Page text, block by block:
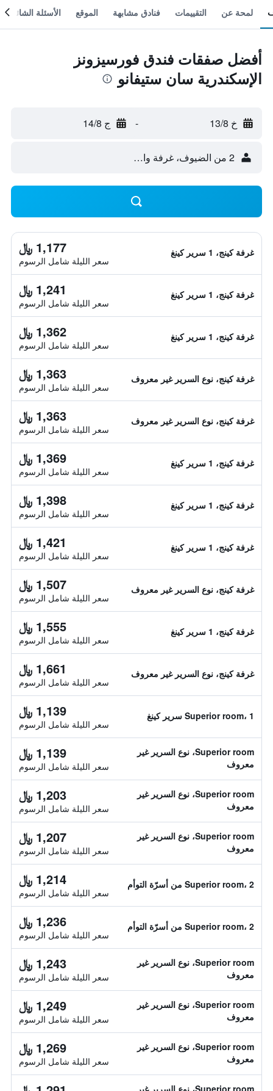
لمحة عن التقييمات فنادق مشابهة الموقع الأسئلة الشائعة
أفضل صفقات فندق فورسيزونز
الإسكندرية سان ستيفانو
خ 13/8 - ج 14/8
2 من الضيوف، غرفة واحدة
غرفة كينج، 1 سرير كينغ 1,177 ﷼
سعر الليلة شامل الرسوم
غرفة كينج، 1 سرير كينغ 1,241 ﷼
سعر الليلة شامل الرسوم
غرفة كينج، 1 سرير كينغ 1,362 ﷼
سعر الليلة شامل الرسوم
غرفة كينج، نوع السرير غير معروف 1,363 ﷼
سعر الليلة شامل الرسوم
غرفة كينج، نوع السرير غير معروف 1,363 ﷼
سعر الليلة شامل الرسوم
غرفة كينج، 1 سرير كينغ 1,369 ﷼
سعر الليلة شامل الرسوم
غرفة كينج، 1 سرير كينغ 1,398 ﷼
سعر الليلة شامل الرسوم
غرفة كينج، 1 سرير كينغ 1,421 ﷼
سعر الليلة شامل الرسوم
غرفة كينج، نوع السرير غير معروف 1,507 ﷼
سعر الليلة شامل الرسوم
غرفة كينج، 1 سرير كينغ 1,555 ﷼
سعر الليلة شامل الرسوم
غرفة كينج، نوع السرير غير معروف 1,661 ﷼
سعر الليلة شامل الرسوم
Superior room، 1 سرير كينغ 1,139 ﷼
سعر الليلة شامل الرسوم
Superior room، نوع السرير غير
معروف
1,139 ﷼
سعر الليلة شامل الرسوم
Superior room، نوع السرير غير
معروف
1,203 ﷼
سعر الليلة شامل الرسوم
Superior room، نوع السرير غير
معروف
1,207 ﷼
سعر الليلة شامل الرسوم
Superior room، 2 من أسرّة التوأم 1,214 ﷼
سعر الليلة شامل الرسوم
Superior room، 2 من أسرّة التوأم 1,236 ﷼
سعر الليلة شامل الرسوم
Superior room، نوع السرير غير
معروف
1,243 ﷼
سعر الليلة شامل الرسوم
Superior room، نوع السرير غير
معروف
1,249 ﷼
سعر الليلة شامل الرسوم
Superior room، نوع السرير غير
معروف
1,269 ﷼
سعر الليلة شامل الرسوم
Superior room، نوع السرير غير